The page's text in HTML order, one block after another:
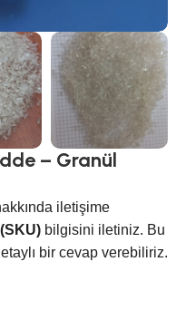
– Granül
iletişime
bilgisini iletiniz. Bu
bir cevap verebiliriz.